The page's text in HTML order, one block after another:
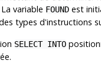
variable FOUNDest
types d'instructions
SELECT INTO